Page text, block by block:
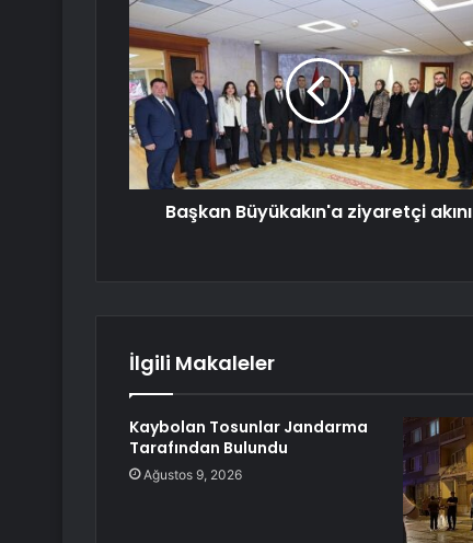
Başkan Büyükakın'a ziyaretçi akını
İlgili Makaleler
Kaybolan Tosunlar Jandarma
Tarafından Bulundu
Ağustos 9, 2026